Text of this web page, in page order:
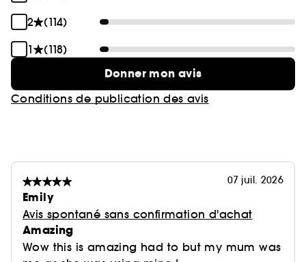
2
(114)
1
(118)
Donner mon avis
Conditions de publication des avis
07 juil. 2026
Emily
Avis spontané sans confirmation d'achat
Amazing
Wow this is amazing had to but my mum was